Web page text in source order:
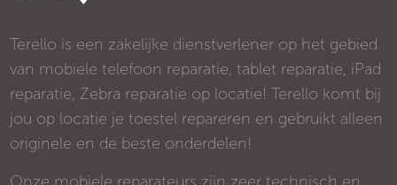
Terello is een zakelijke dienstverlener op het gebied
van mobiele telefoon reparatie, tablet reparatie, iPad
reparatie, Zebra reparatie op locatie! Terello komt bij
jou op locatie je toestel repareren en gebruikt alleen
originele en de beste onderdelen!